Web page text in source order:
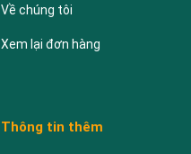
Về chúng tôi
Xem lại đơn hàng
Thông tin thêm